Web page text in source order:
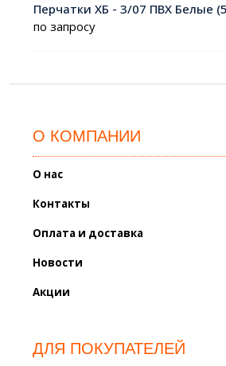
Перчатки ХБ - 3/07 ПВХ Белые
по запросу
О КОМПАНИИ
О нас
Контакты
Оплата и доставка
Новости
Акции
ДЛЯ ПОКУПАТЕЛЕЙ